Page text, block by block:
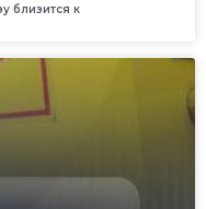
близится к